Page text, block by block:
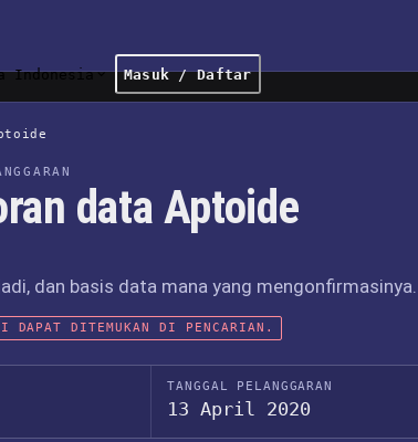
Indonesia Masuk / Daftar
data Aptoide
dan basis data mana yang mengonfirmasinya.
DAPAT DITEMUKAN DI PENCARIAN.
TANGGAL PELANGGARAN
13 April 2020